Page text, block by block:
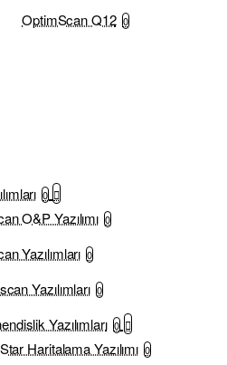
OptimScan Q12 0
0
O&P Yazılımı 0
Yazılımları 0
Yazılımları 0
Yazılımları 0
Haritalama Yazılımı 0